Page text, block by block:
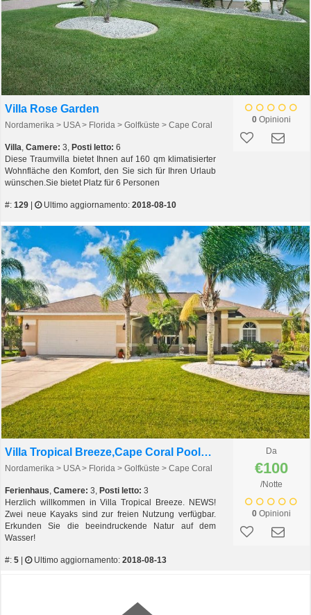
Villa Rose Garden
Nordamerika > USA > Florida > Golfküste > Cape Coral
Villa Camere: 3, Posti letto: 6
Diese Traumvilla bietet Ihnen auf 160 qm klimatisierter
Wohnfläche den Komfort, den Sie sich für Ihren Urlaub
wünschen.Sie bietet Platz für 6 Personen
#: 129 | Ultimo aggiornamento: 2018-08-10
0 Opinioni
Villa Tropical Breeze,Cape Coral Pool Waterfront
Nordamerika > USA > Florida > Golfküste > Cape Coral
Ferienhaus, Camere: 3, Posti letto: 3
Herzlich willkommen in Villa Tropical Breeze. NEWS!
Zwei neue Kayaks sind zur freien Nutzung verfügbar.
Erkunden Sie die beeindruckende Natur auf dem
Wasser!
#: 5 Ultimo aggiornamento: 2018-08-13
Da
€100
/Notte
0 Opinioni